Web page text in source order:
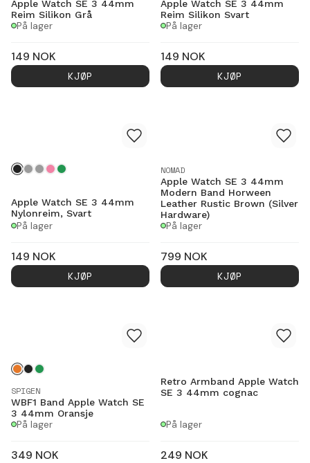
Apple Watch SE 3 44mm
Reim Silikon Grå
På lager
149 NOK
KJØP
Apple Watch SE 3 44mm
Reim Silikon Svart
På lager
149 NOK
KJØP
Apple Watch SE 3 44mm
Nylonreim, Svart
På lager
149 NOK
KJØP
NOMAD
Apple Watch SE 3 44mm
Modern Band Horween
Leather Rustic Brown (Silver
Hardware)
På lager
799 NOK
KJØP
SPIGEN
WBF1 Band Apple Watch SE
3 44mm Oransje
På lager
349 NOK
Retro Armband Apple Watch
SE 3 44mm cognac
På lager
249 NOK